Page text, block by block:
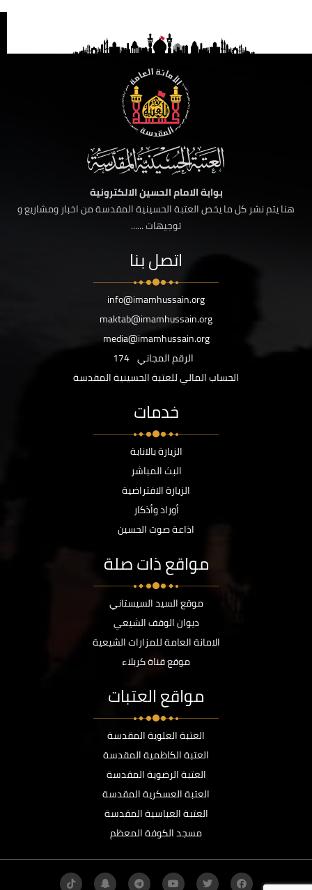
بوابة الامام الحسين الالكترونية
هنا يتم نشر كل ما يخص العتبة الحسينية المقدسة من اخبار ومشاريع و
توجيهات ......
اتصل بنا
info@imamhussain.org
maktab@imamhussain.org
media@imamhussain.org
الرقم المجاني 174
الحساب المالي للعتبة الحسينية المقدسة
خدمات
الزيارة بالانابة
البث المباشر
الزيارة الافتراضية
أوراد وأذكار
اذاعة صوت الحسين
مواقع ذات صلة
موقع السيد السيستاني
ديوان الوقف الشيعي
الامانة العامة للمزارات الشيعية
موقع قناة كربلاء
مواقع العتبات
العتبة العلوية المقدسة
العتبة الكاظمية المقدسة
العتبة الرضوية المقدسة
العتبة العسكرية المقدسة
العتبة العباسية المقدسة
مسجد الكوفة المعظم